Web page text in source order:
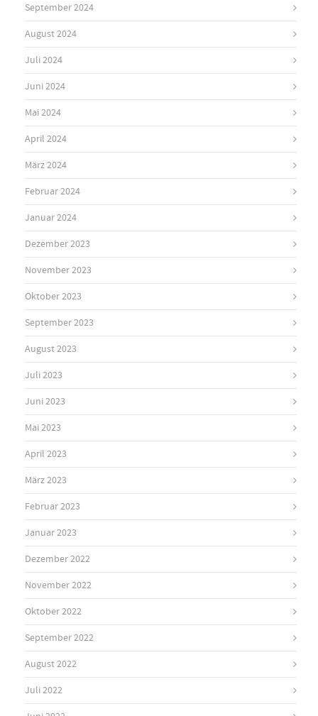
September 2024
August 2024
Juli 2024
Juni 2024
Mai 2024
April 2024
März 2024
Februar 2024
Januar 2024
Dezember 2023
November 2023
Oktober 2023
September 2023
August 2023
Juli 2023
Juni 2023
Mai 2023
April 2023
März 2023
Februar 2023
Januar 2023
Dezember 2022
November 2022
Oktober 2022
September 2022
August 2022
Juli 2022